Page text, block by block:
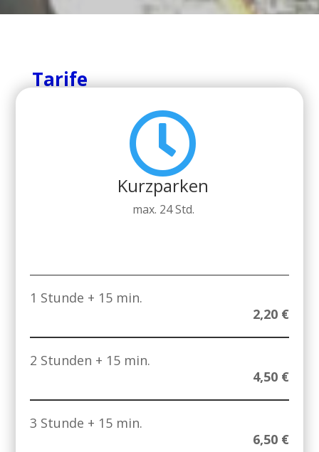
Tarife

Kurzparken
max. 24 Std.
1 Stunde + 15 min.
2,20 €
2 Stunden + 15 min.
4,50 €
3 Stunde + 15 min.
6,50 €